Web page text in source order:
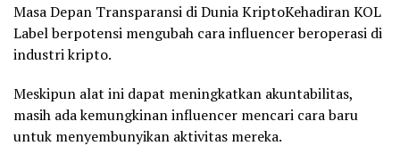
Masa Depan Transparansi di Dunia KriptoKehadiran KOL
Label berpotensi mengubah cara influencer beroperasi di
industri kripto.
Meskipun alat ini dapat meningkatkan akuntabilitas,
masih ada kemungkinan influencer mencari cara baru
untuk menyembunyikan aktivitas mereka.